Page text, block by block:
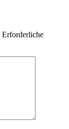
Erforderliche